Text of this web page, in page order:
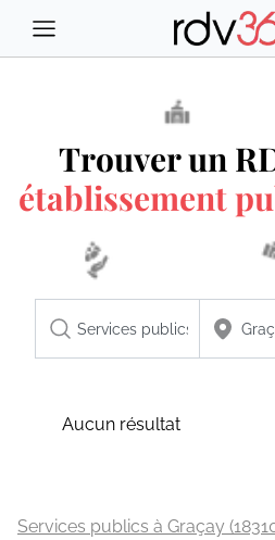
Trouver un
établissement
Aucun résultat
Services publics à Graçay